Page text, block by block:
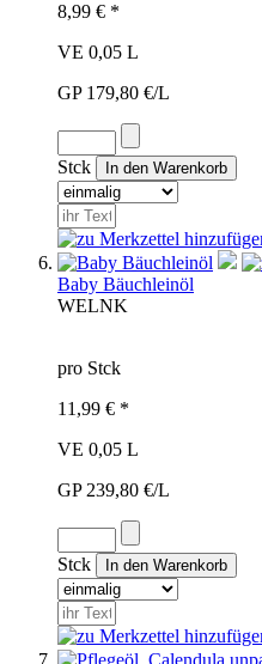
8,99 € *
VE 0,05 L
GP 179,80 €/L
Stck
Baby Bäuchleinöl
WELNK
pro Stck
11,99 € *
VE 0,05 L
GP 239,80 €/L
Stck